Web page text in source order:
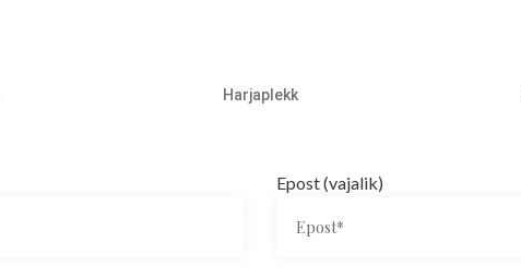
Harjaplekk
Epost (vajalik)